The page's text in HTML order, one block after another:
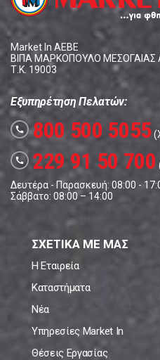
Market In ΑΕΒΕ
ΒΙΠΑ ΜΑΡΚΟΠΟΥΛΟ
Τ.Κ. 19003
Εξυπηρέτηση Πελατών:
call 800 500 5055
call 229 91 50 700
Δευτέρα - Παρασκευή: 08:00 -
Σάββατο: 08:00 – 14:00
ΣΧΕΤΙΚΑ ΜΕ ΜΑΣ
Η Εταιρεία
Καταστήματα
Νέα
Υπηρεσίες Market In
Θέσεις Εργασίας